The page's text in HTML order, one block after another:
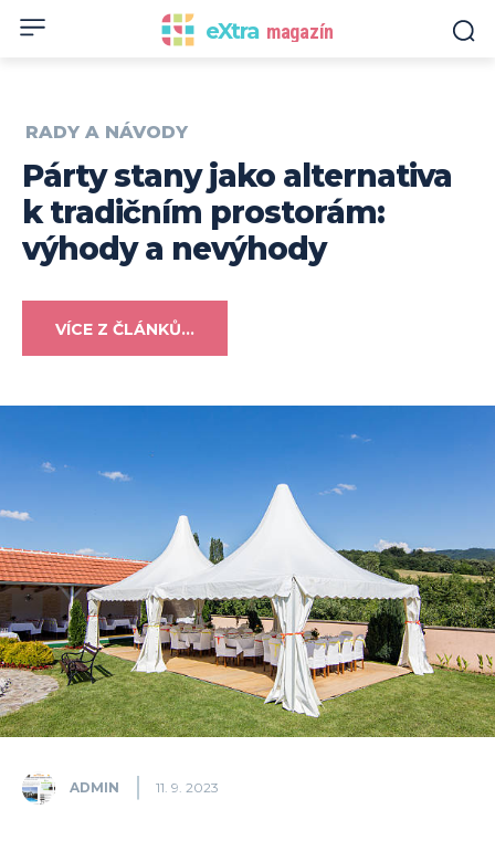
eXtra magazín
RADY A NÁVODY
Párty stany jako alternativa
k tradičním prostorám:
výhody a nevýhody
VÍCE Z ČLÁNKŮ...
ADMIN 11. 9. 2023